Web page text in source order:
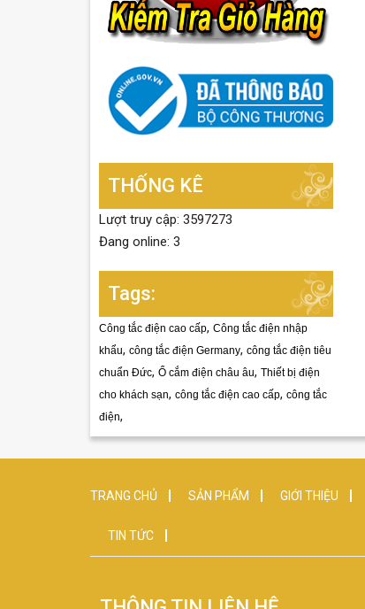
THỐNG KÊ
Lượt truy cập: 3597273
Đang online: 3
Tags:
Công tắc điện cao cấp, Công tắc điện nhập
khẩu, công tắc điện Germany, công tắc điện tiêu
chuẩn Đức, Ổ cắm điện châu âu, Thiết bị điện
cho khách sạn, công tắc điện cao cấp, công tắc
điện,
TRANG CHỦ SẢN PHẨM GIỚI THIỆU
TIN TỨC